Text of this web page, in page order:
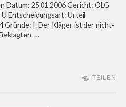
Datum: 25.01.2006 Gericht: OLG
Entscheidungsart: Urteil
Gründe: I. Der Kläger ist der nicht-
…
TEILEN